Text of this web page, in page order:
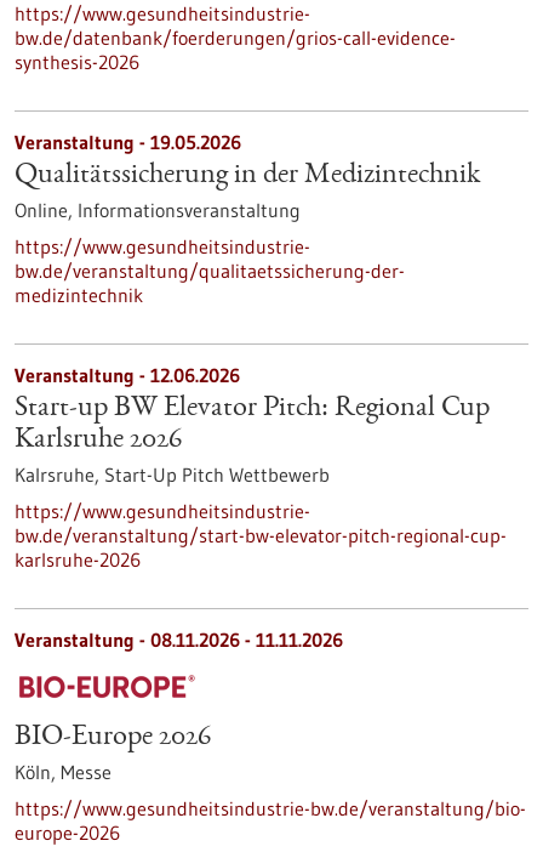
https://www.gesundheitsindustrie-
bw.de/datenbank/foerderungen/grios-call-evidence-
synthesis-2026
Veranstaltung - 19.05.2026
Qualitätssicherung in der Medizintechnik
Online, Informationsveranstaltung
https://www.gesundheitsindustrie-
bw.de/veranstaltung/qualitaetssicherung-der-
medizintechnik
Veranstaltung - 12.06.2026
Start-up BW Elevator Pitch: Regional Cup
Karlsruhe 2026
Kalrsruhe, Start-Up Pitch Wettbewerb
https://www.gesundheitsindustrie-
bw.de/veranstaltung/start-bw-elevator-pitch-regional-cup-
karlsruhe-2026
Veranstaltung - 08.11.2026 - 11.11.2026
BIO-Europe 2026
Köln, Messe
https://www.gesundheitsindustrie-bw.de/veranstaltung/bio-
europe-2026